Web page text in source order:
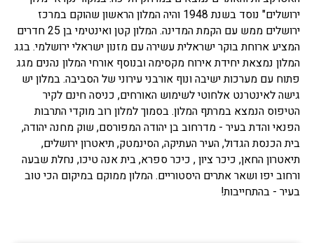
ירושלים" נוסד בשנת 1948 והיה המלון הראשון שהוקם במרכז
ירושלים ממש עם הקמת המדינה. המלון קטן ואינטימי בן 25 חדרים
המציע ארוחת בוקר ישראלית עשירה עם מזנון ישראלי ירושלמי. בגג
המלון נמצאת יחידת אירוח מקסימה ובנוסף אורחי המלון נהנים מגג
פתוח עם מערכות ישיבה ונוף אורבני עירוני של הסביבה. במלון יש
גישה לאינטרנט אלחוטי לשימוש האורחים, כניסה חינם לקיר
הטיפוס הנמצא במרתף המלון. בסמוך למלון רוב מוקדי התרבות
הפנאי והדת בעיר - מדרחוב בן יהודה המפורסם, שוק מחנה יהודה,
בית הכנסת הגדול, העיר העתיקה, הסינמטק, תיאטרון ירושלים,
תיאטרון החאן, כיכר ציון , כיכר ספרא, בית אנה טיכו, נחלת שבעה
ורחוב יפו ושאר אתרים היסטוריים. המלון ממוקם במיקום הכי טוב
בעיר - בהתחייבות!